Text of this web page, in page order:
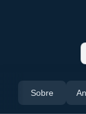
Sobre